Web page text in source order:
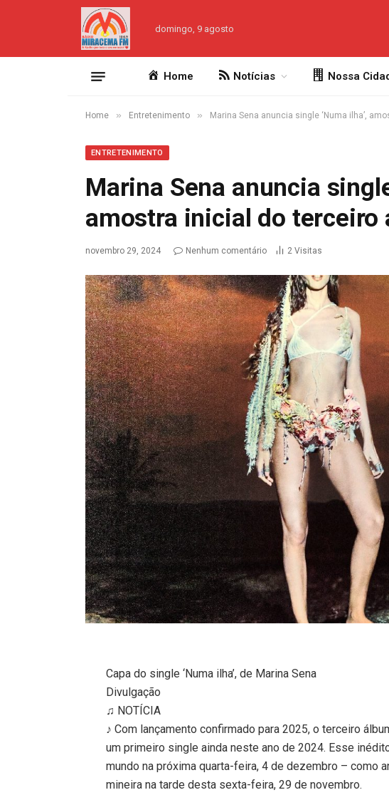
domingo, 9 agosto
Home Notícias Nossa
Home » Entretenimento » Marina Sena anuncia single ‘Numa ilha’,
ENTRETENIMENTO
Marina Sena anuncia
amostra inicial do terceiro
novembro 29, 2024 Nenhum comentário 2 Visitas
Capa do single ‘Numa ilha’, de Marina Sena
Divulgação
♫ NOTÍCIA
♪ Com lançamento confirmado para 2025, o terceiro
um primeiro single ainda neste ano de 2024. Esse
mundo na próxima quarta-feira, 4 de dezembro – como
mineira na tarde desta sexta-feira, 29 de novembro.